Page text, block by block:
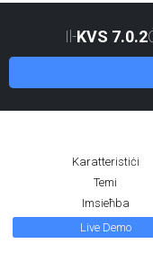
Il-KVS 7.0.2
Karatteristiċi
Temi
Imsieħba
Live Demo